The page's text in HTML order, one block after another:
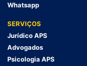
Whatsapp
SERVIÇOS
Jurídico APS
Advogados
Psicologia APS